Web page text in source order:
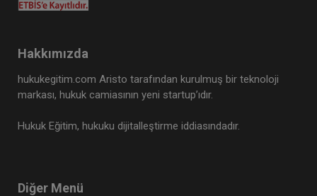
Hakkımızda
hukukegitim.com Aristo tarafından kurulmuş bir teknoloji
markası, hukuk camiasının yeni startup’ıdır.
Hukuk Eğitim, hukuku dijitalleştirme iddiasındadır.
Diğer Menü